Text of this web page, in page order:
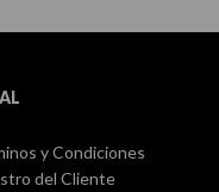
y Condiciones
del Cliente